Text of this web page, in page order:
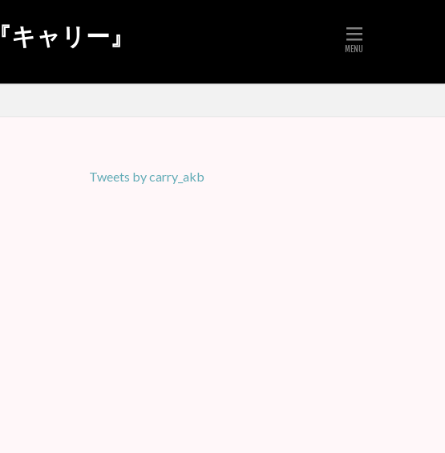
ャリー』
Tweets by carry_akb